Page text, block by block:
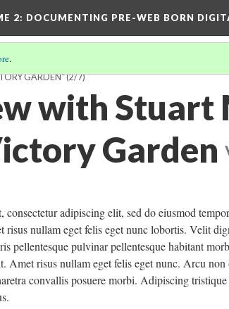
2: DOCUMENTING PRE-WEB BORN
.
GARDEN"(2/7)
with Stuart
Garden
consectetur adipiscing elit, sed do eiusmod
risus nullam eget felis eget nunc lobortis. Velit
pellentesque pulvinar pellentesque habitant
Amet risus nullam eget felis eget nunc. Arcu
convallis posuere morbi. Adipiscing